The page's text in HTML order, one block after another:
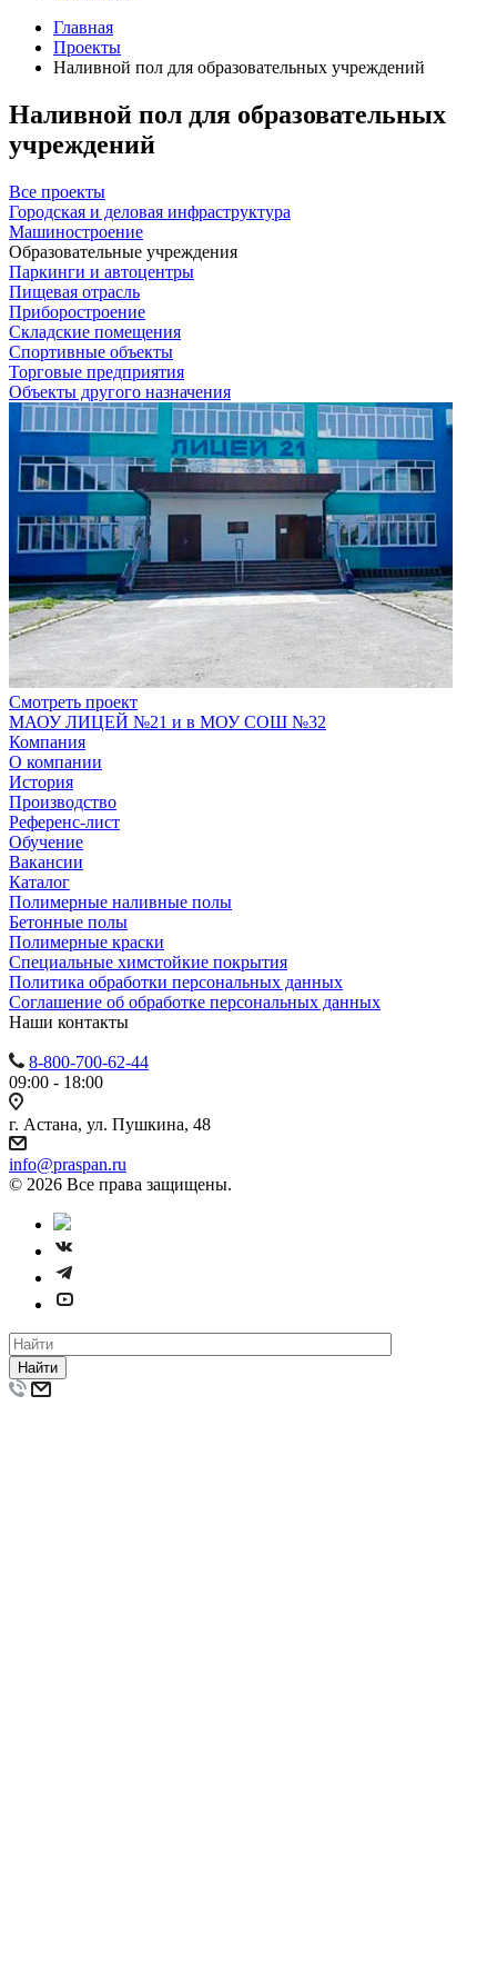
Главная
Проекты
Наливной пол для образовательных учреждений
Наливной пол для образовательных
учреждений
Все проекты
Городская и деловая инфраструктура
Машиностроение
Образовательные учреждения
Паркинги и автоцентры
Пищевая отрасль
Приборостроение
Складские помещения
Спортивные объекты
Торговые предприятия
Объекты другого назначения
Смотреть проект
МАОУ ЛИЦЕЙ №21 и в МОУ СОШ №32
Компания
О компании
История
Производство
Референс-лист
Обучение
Вакансии
Каталог
Полимерные наливные полы
Бетонные полы
Полимерные краски
Специальные химстойкие покрытия
Политика обработки персональных данных
Cоглашение об обработке персональных данных
Наши контакты
8-800-700-62-44
09:00 - 18:00
г. Астана, ул. Пушкина, 48
info@praspan.ru
© 2026 Все права защищены.
Найти